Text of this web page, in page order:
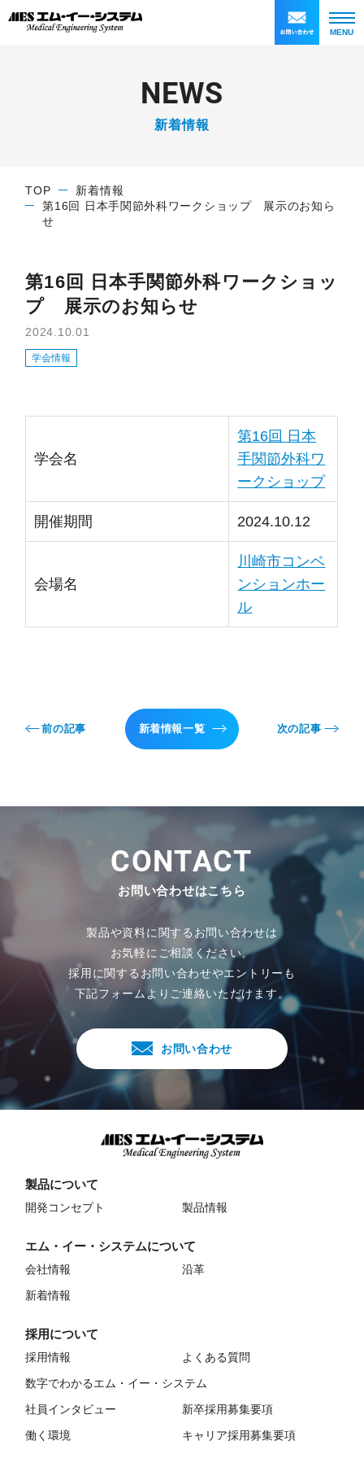
MENU
NEWS
新着情報
TOP
新着情報
第16回 日本手関節外科ワークショップ 展示のお知ら
せ
第16回 日本手関節外科ワークショッ
プ 展示のお知らせ
2024.10.01
学会情報
学会名
第16回 日本
手関節外科ワ
ークショップ
開催期間 2024.10.12
会場名
川崎市コンベ
ンションホー
ル
前の記事 新着情報一覧 次の記事
CONTACT
お問い合わせはこちら
製品や資料に関するお問い合わせは
お気軽にご相談ください。
採用に関するお問い合わせやエントリーも
下記フォームよりご連絡いただけます。
お問い合わせ
製品について
開発コンセプト 製品情報
エム・イー・システムについて
会社情報
沿革
新着情報
採用について
採用情報
数字でわかるエム・イー・システム
社員インタビュー
働く環境
よくある質問
新卒採用募集要項
キャリア採用募集要項